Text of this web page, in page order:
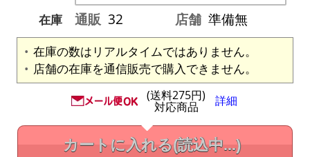
在庫
通販 32 店舗 準備無
在庫の数はリアルタイムではありません。
店舗の在庫を通信販売で購入できません。
(送料275円)
対応商品 詳細
カートに入れる(読込中...)